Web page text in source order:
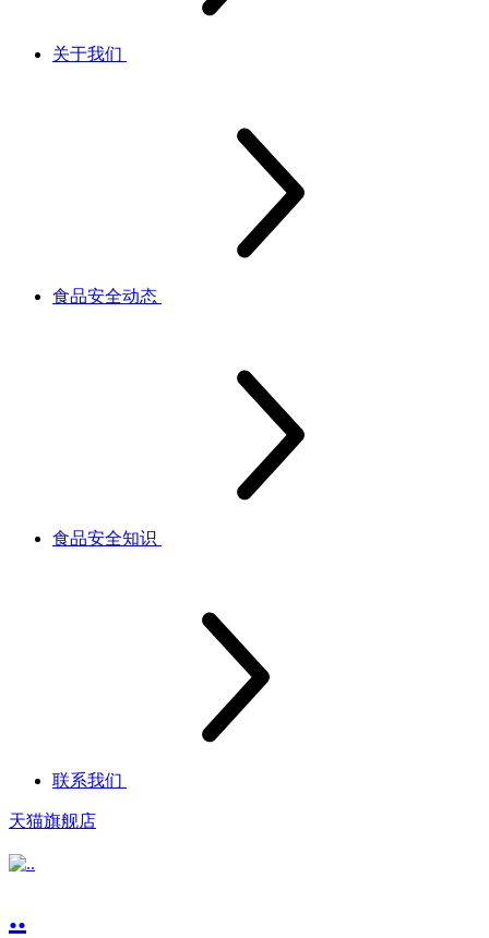
关于我们
食品安全动态
食品安全知识
联系我们
天猫旗舰店
..